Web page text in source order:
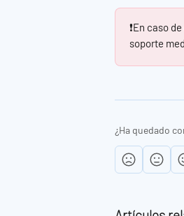
❗En caso
soporte
¿Ha quedado